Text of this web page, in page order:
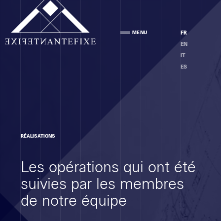
MENU
Agence
PRÉSENTATION
PROJET
EXÉCUTION
MOE
FR
EN
IT
ES
RÉALISATIONS
Les opérations qui ont été
suivies par les membres
de notre équipe